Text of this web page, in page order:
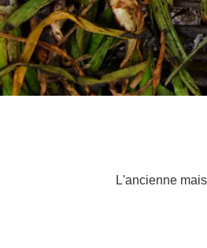
L'ancienne